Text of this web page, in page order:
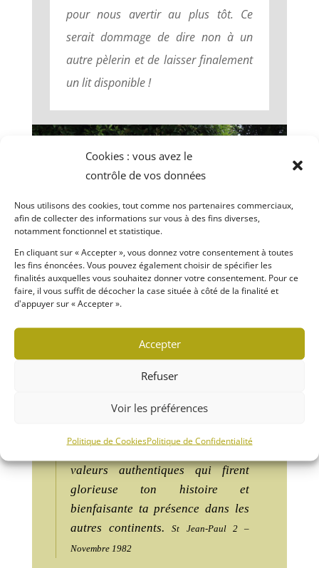
Cookies : vous avez le
contrôle de vos données
Nous utilisons des cookies, tout comme nos partenaires commerciaux,
afin de collecter des informations sur vous à des fins diverses,
notamment fonctionnel et statistique.
En cliquant sur « Accepter », vous donnez votre consentement à toutes
les fins énoncées. Vous pouvez également choisir de spécifier les
finalités auxquelles vous souhaitez donner votre consentement. Pour ce
faire, il vous suffit de décocher la case située à côté de la finalité et
d'appuyer sur « Accepter ».
Accepter
Refuser
Voir les préférences
Politique de CookiesPolitique de Confidentialité
pour nous avertir au plus tôt. Ce
serait dommage de dire non à un
autre pèlerin et de laisser finalement
un lit disponible !
l’Église universelle, de Saint-
Jacques je te lance, ô vieille
Rencontre-toi à nouveau. Sois toi-
valeurs authentiques qui firent
glorieuse ton histoire et
bienfaisante ta présence dans les
autres continents.St Jean-Paul 2 –
Novembre 1982